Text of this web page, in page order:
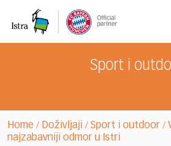
note:
Sport i
Home / Doživljaji / Sport i outdoor /
najzabavniji odmor u Istri